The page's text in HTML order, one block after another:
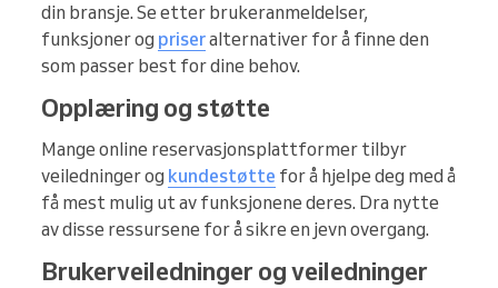
din bransje. Se etter brukeranmeldelser,
funksjoner og priseralternativer for å finne den
som passer best for dine behov.
Opplæring og støtte
Mange online reservasjonsplattformer tilbyr
veiledninger og kundestøtte for å hjelpe deg med å
få mest mulig ut av funksjonene deres. Dra nytte
av disse ressursene for å sikre en jevn overgang.
Brukerveiledninger og veiledninger